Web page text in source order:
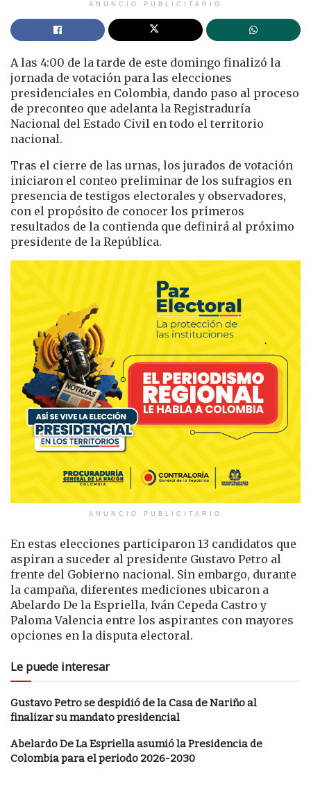
ANUNCIO PUBLICITARIO
A las 4:00 de la tarde de este domingo finalizó la
jornada de votación para las elecciones
presidenciales en Colombia, dando paso al proceso
de preconteo que adelanta la Registraduría
Nacional del Estado Civil en todo el territorio
nacional.
Tras el cierre de las urnas, los jurados de votación
iniciaron el conteo preliminar de los sufragios en
presencia de testigos electorales y observadores,
con el propósito de conocer los primeros
resultados de la contienda que definirá al próximo
presidente de la República.
ANUNCIO PUBLICITARIO
En estas elecciones participaron 13 candidatos que
aspiran a suceder al presidente Gustavo Petro al
frente del Gobierno nacional. Sin embargo, durante
la campaña, diferentes mediciones ubicaron a
Abelardo De la Espriella, Iván Cepeda Castro y
Paloma Valencia entre los aspirantes con mayores
opciones en la disputa electoral.
Le puede interesar
Gustavo Petro se despidió de la Casa de Nariño al
finalizar su mandato presidencial
Abelardo De La Espriella asumió la Presidencia de
Colombia para el periodo 2026-2030